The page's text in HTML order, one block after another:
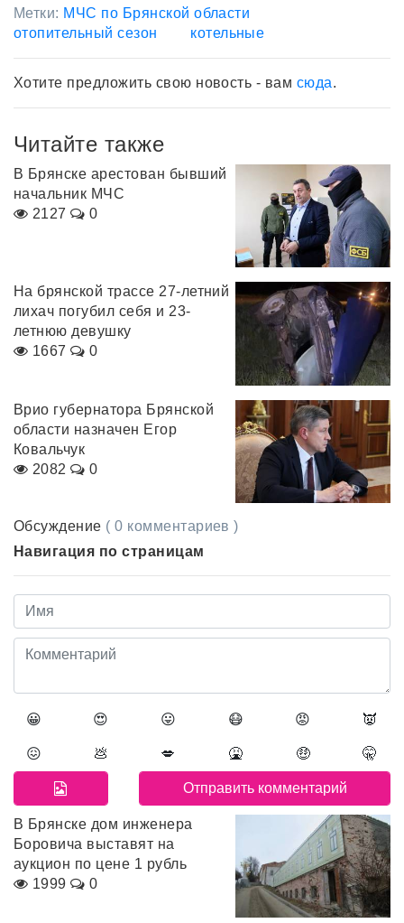
Метки: МЧС по Брянской области
отопительный сезон
котельные
Хотите предложить свою новость - вам сюда.
Читайте также
В Брянске арестован бывший
начальник МЧС
2127
0
На брянской трассе 27-летний
лихач погубил себя и 23-
летнюю девушку
1667
0
Врио губернатора Брянской
области назначен Егор
Ковальчук
2082
0
Обсуждение ( 0 комментариев )
Навигация по страницам
😀 😍 😛 😷 😡 👿
😖 💩 💋 🤮 🤑 🤫
В Брянске дом инженера
Боровича выставят на
аукцион по цене 1 рубль
1999
0